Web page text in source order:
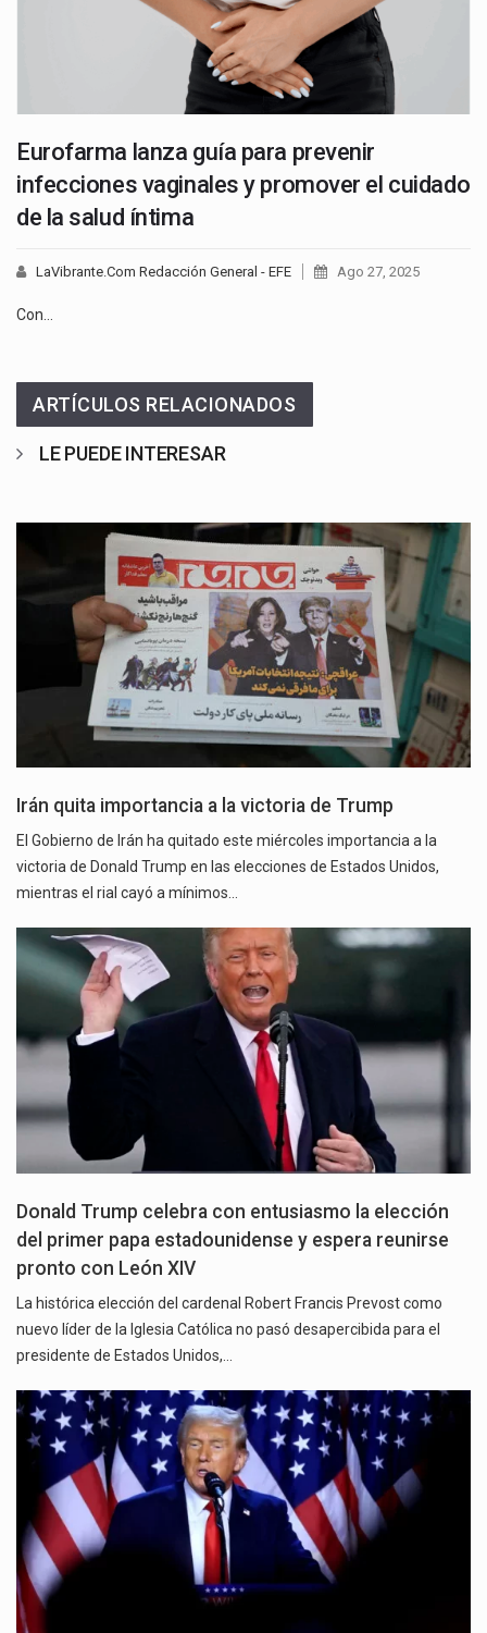
Eurofarma lanza guía para prevenir
infecciones vaginales y promover el cuidado
de la salud íntima
LaVibrante.Com Redacción General - EFE Ago 27, 2025
Con…
ARTÍCULOS RELACIONADOS
LE PUEDE INTERESAR
Irán quita importancia a la victoria de Trump
El Gobierno de Irán ha quitado este miércoles importancia a la
victoria de Donald Trump en las elecciones de Estados Unidos,
mientras el rial cayó a mínimos…
Donald Trump celebra con entusiasmo la elección
del primer papa estadounidense y espera reunirse
pronto con León XIV
La histórica elección del cardenal Robert Francis Prevost como
nuevo líder de la Iglesia Católica no pasó desapercibida para el
presidente de Estados Unidos,…